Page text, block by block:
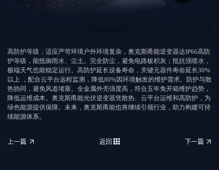
上一篇
返回
下一篇
高防护等级，适应严苛环境户外环境复杂，奥克斯甬能逆变器达IP66高防
护等级，能抵御雨水、尘土。完全防尘，避免电路板积灰；抵抗强喷水，
极端天气也能稳定运行。 高防护延长设备寿命，关键元器件寿命延长30%
以上 ，配合云平台远程监测，降低80%因环境触发的维护需求。防护与散
热协同，避免风道堵塞。全金属外壳强度高，符合五年免开箱维护趋势，
降低运维成本。 奥克斯甬能光伏逆变器凭散热、云平台运维和高防护，为
绿色能源提供保障。未来，奥克斯甬能也将继续引领行业，助力构建可持
续能源体系。